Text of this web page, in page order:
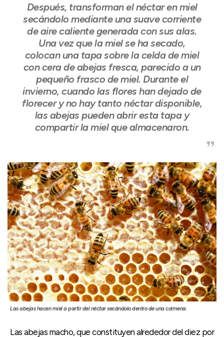
Después, transforman el néctar en miel
secándolo mediante una suave corriente
de aire caliente generada con sus alas.
Una vez que la miel se ha secado,
colocan una tapa sobre la celda de miel
con cera de abejas fresca, parecido a un
pequeño frasco de miel. Durante el
invierno, cuando las flores han dejado de
florecer y no hay tanto néctar disponible,
las abejas pueden abrir esta tapa y
compartir la miel que almacenaron.
Las abejas hacen miel a partir del néctar secándolo dentro de una colmena.
Las abejas macho, que constituyen alrededor del diez por